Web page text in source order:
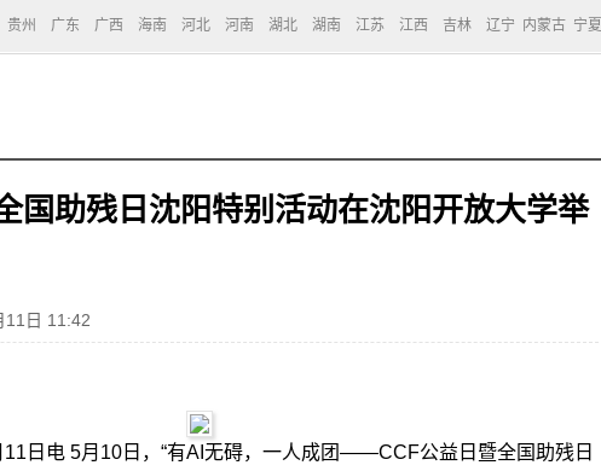
贵州 广东 广西 海南 河北 河南 湖北 湖南 江苏 江西 吉林 辽宁 内蒙古 宁夏
国助残日沈阳特别活动在沈阳开放大学举
11日 11:42
电 5月10日，“有AI无碍，一人成团——CCF公益日暨全国助残日